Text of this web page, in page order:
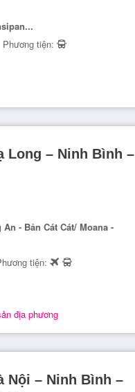
Phương tiện:
Long – Ninh Bình –
- Bản Cát Cát/ Moana -
tiện:
địa phương
Nội – Ninh Bình –